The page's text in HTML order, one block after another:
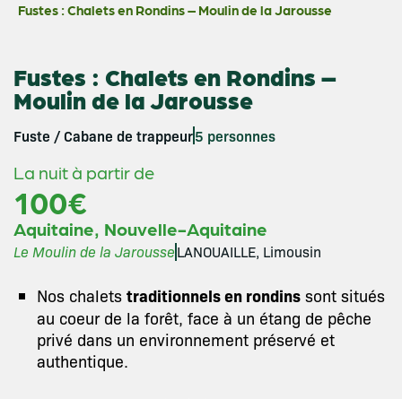
Fustes : Chalets en Rondins – Moulin de la Jarousse
Fustes : Chalets en Rondins –
Moulin de la Jarousse
Fuste / Cabane de trappeur5 personnes
La nuit à partir de
100€
Aquitaine, Nouvelle-Aquitaine
Le Moulin de la JarousseLANOUAILLE, Limousin
Nos chalets traditionnels en rondins sont situés
au coeur de la forêt, face à un étang de pêche
privé dans un environnement préservé et
authentique.